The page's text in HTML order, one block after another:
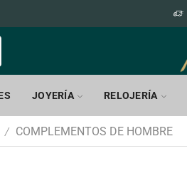
JOYERÍA RELOJERÍA
/ COMPLEMENTOS DE HOMBRE